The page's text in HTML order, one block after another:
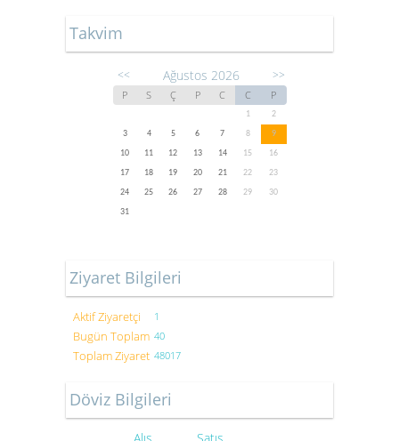
Takvim
<< Ağustos 2026 >>
P S Ç P C C P
1
2
3
4 5 6 7 8
9
10
11 12 13 14 15
16
17
18 19 20 21 22
23
24
25 26 27 28 29
30
31
Ziyaret Bilgileri
Aktif Ziyaretçi 1
Bugün Toplam 40
Toplam Ziyaret 48017
Döviz Bilgileri